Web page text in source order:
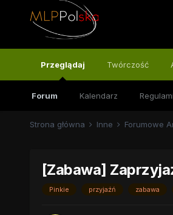
Przeglądaj
Forum Kalendarz
Twórczość
Strona główna Inne Forumowe
[Zabawa]
Pinkie przyjaźń zabawa